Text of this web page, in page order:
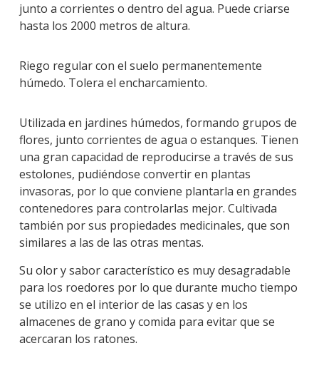
junto a corrientes o dentro del agua. Puede criarse
hasta los 2000 metros de altura.
Riego regular con el suelo permanentemente
húmedo. Tolera el encharcamiento.
Utilizada en jardines húmedos, formando grupos de
flores, junto corrientes de agua o estanques. Tienen
una gran capacidad de reproducirse a través de sus
estolones, pudiéndose convertir en plantas
invasoras, por lo que conviene plantarla en grandes
contenedores para controlarlas mejor. Cultivada
también por sus propiedades medicinales, que son
similares a las de las otras mentas.
Su olor y sabor característico es muy desagradable
para los roedores por lo que durante mucho tiempo
se utilizo en el interior de las casas y en los
almacenes de grano y comida para evitar que se
acercaran los ratones.